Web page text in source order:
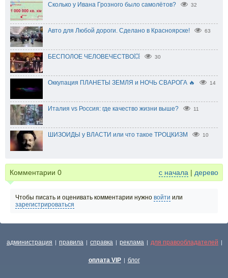
Сколько у Ивана Грозного было самолётов? 32
Авто для Любой дороги. Сделано в Красноярске! 63
БЕСПОЛОЕ ЧЕЛОВЕЧЕСТВО💥 30
Оккупация ПЛАНЕТЫ ЗЕМЛЯ и НОЧЬ СВАРОГА 🔥 14
Италия vs Россия: где качество жизни выше? 11
ШИЗОИДЫ у ВЛАСТИ или что такое ТРОЦКИЗМ 10
Комментарии 0 с начала | дерево
Чтобы писать и оценивать комментарии нужно войти или
зарегистрироваться
администрация | правила | справка | реклама | для правообладателей |
оплата VIP | блог